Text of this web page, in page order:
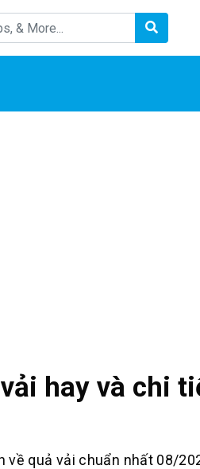
hay và chi
về quả vải chuẩn nhất 08/